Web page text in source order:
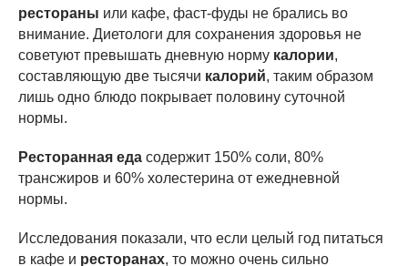
рестораны или кафе, фаст-фуды не брались во
внимание. Диетологи для сохранения здоровья не
советуют превышать дневную норму калории,
составляющую две тысячи калорий, таким образом
лишь одно блюдо покрывает половину суточной
нормы.
Ресторанная еда содержит 150% соли, 80%
трансжиров и 60% холестерина от ежедневной
нормы.
Исследования показали, что если целый год питаться
в кафе и ресторанах, то можно очень сильно